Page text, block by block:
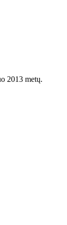
2013 metų.